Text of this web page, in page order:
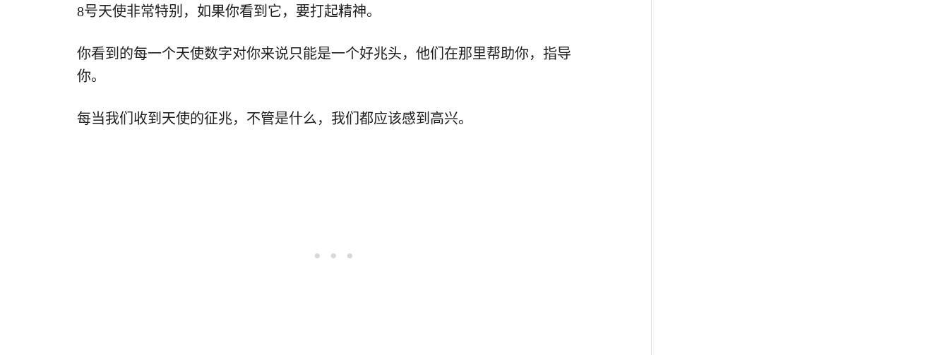
8号天使非常特别，如果你看到它，要打起精神。
你看到的每一个天使数字对你来说只能是一个好兆头，他们在那里帮助你，指导
你。
每当我们收到天使的征兆，不管是什么，我们都应该感到高兴。